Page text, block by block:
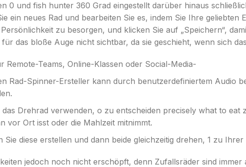
0 und fish hunter 360 Grad eingestellt darüber hinaus
ein neues Rad und bearbeiten Sie es, indem Sie Ihre geliebten
zu besorgen, und klicken Sie auf „Speichern“,
das bloße Auge nicht sichtbar, da sie geschieht, wenn sich
Remote-Teams, Online-Klassen oder Social-Media-
Rad-Spinner-Ersteller kann durch benutzerdefiniertem Audio
Drehrad verwenden, o zu entscheiden precisely what to eat
vor Ort isst oder die Mahlzeit mitnimmt.
diese erstellen und dann beide gleichzeitig drehen, 1 zu
jedoch noch nicht erschöpft, denn Zufallsräder sind